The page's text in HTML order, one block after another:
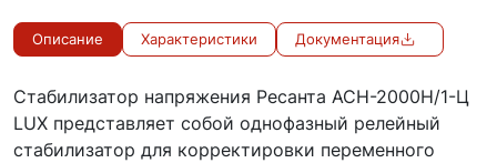
Описание Характеристики Документация
Стабилизатор напряжения Ресанта АСН-2000Н/1-Ц
LUX представляет собой однофазный релейный
стабилизатор для корректировки переменного